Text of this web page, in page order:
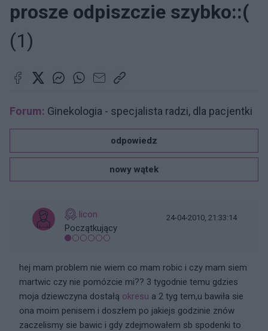
prosze odpiszczie szybko::(
(1)
Forum: Ginekologia - specjalista radzi, dla pacjentki
odpowiedz
nowy wątek
licon
Początkujący
24-04-2010, 21:33:14
hej mam problem nie wiem co mam robic i czy mam siem
martwic czy nie pomózcie mi?? 3 tygodnie temu gdzies
moja dziewczyna dostałą okresu a 2 tyg tem,u bawiła sie
ona moim penisem i doszłem po jakiejs godzinie znów
zaczelismy sie bawic i gdy zdejmowałem sb spodenki to